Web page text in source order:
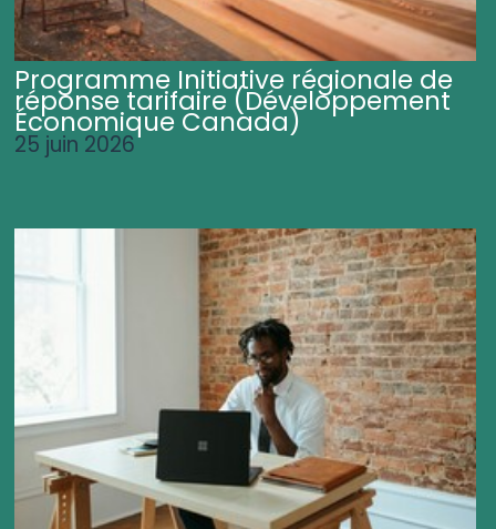
Programme Initiative régionale de
réponse tarifaire (Développement
Économique Canada)
25 juin 2026